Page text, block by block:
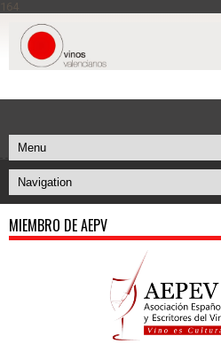
164
MIEMBRO DE AEPV